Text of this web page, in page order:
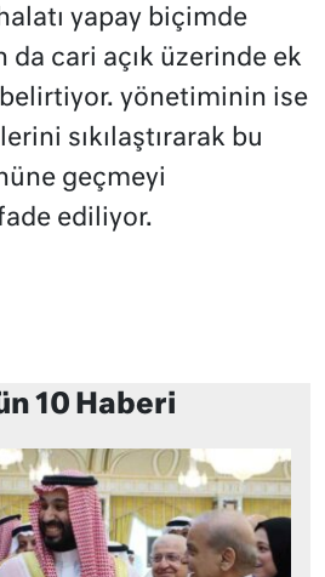
yapay biçimde
cari açık üzerinde ek
belirtiyor. yönetiminin ise
sıkılaştırarak bu
geçmeyi
ediliyor.
10 Haberi